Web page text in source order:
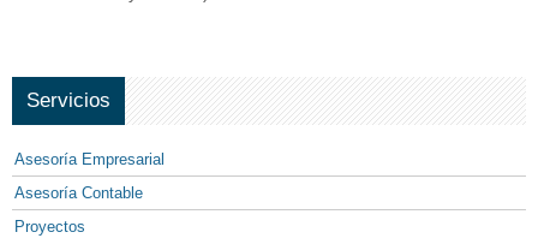
Servicios
Asesoría Empresarial
Asesoría Contable
Proyectos